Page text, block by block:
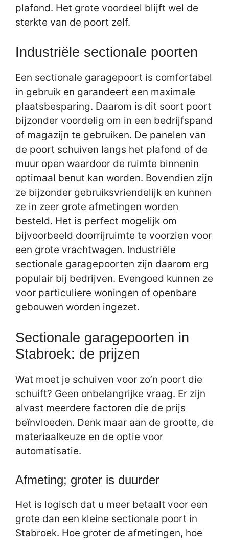
plafond. Het grote voordeel blijft wel de
sterkte van de poort zelf.
Industriële sectionale poorten
Een sectionale garagepoort is comfortabel
in gebruik en garandeert een maximale
plaatsbesparing. Daarom is dit soort poort
bijzonder voordelig om in een bedrijfspand
of magazijn te gebruiken. De panelen van
de poort schuiven langs het plafond of de
muur open waardoor de ruimte binnenin
optimaal benut kan worden. Bovendien zijn
ze bijzonder gebruiksvriendelijk en kunnen
ze in zeer grote afmetingen worden
besteld. Het is perfect mogelijk om
bijvoorbeeld doorrijruimte te voorzien voor
een grote vrachtwagen. Industriële
sectionale garagepoorten zijn daarom erg
populair bij bedrijven. Evengoed kunnen ze
voor particuliere woningen of openbare
gebouwen worden ingezet.
Sectionale garagepoorten in
Stabroek: de prijzen
Wat moet je schuiven voor zo’n poort die
schuift? Geen onbelangrijke vraag. Er zijn
alvast meerdere factoren die de prijs
beïnvloeden. Denk maar aan de grootte, de
materiaalkeuze en de optie voor
automatisatie.
Afmeting; groter is duurder
Het is logisch dat u meer betaalt voor een
grote dan een kleine sectionale poort in
Stabroek. Hoe groter de afmetingen, hoe